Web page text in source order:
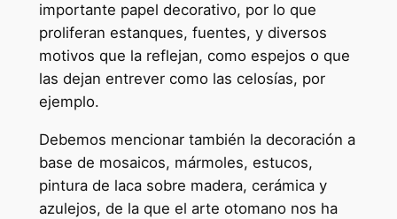
importante papel decorativo, por lo que
proliferan estanques, fuentes, y diversos
motivos que la reflejan, como espejos o que
las dejan entrever como las celosías, por
ejemplo.
Debemos mencionar también la decoración a
base de mosaicos, mármoles, estucos,
pintura de laca sobre madera, cerámica y
azulejos, de la que el arte otomano nos ha